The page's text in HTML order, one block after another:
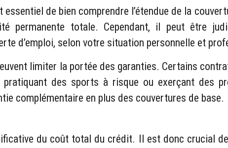
de bien comprendre l’étendue de la
permanente totale. Cependant, il peut être
d’emploi, selon votre situation personnelle et
limiter la portée des garanties. Certains
des sports à risque ou exerçant des
complémentaire en plus des couvertures de base.
du coût total du crédit. Il est donc crucial